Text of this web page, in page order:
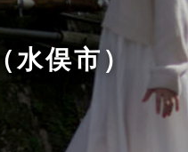
水俣市）